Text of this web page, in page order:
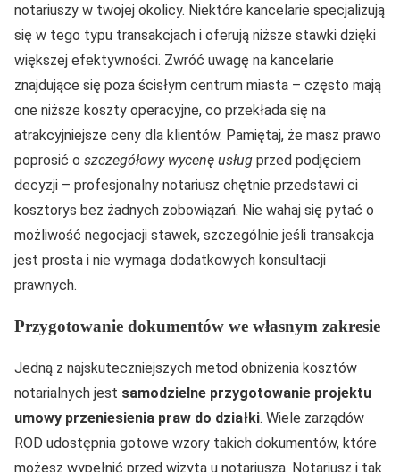
notariuszy w twojej okolicy. Niektóre kancelarie specjalizują
się w tego typu transakcjach i oferują niższe stawki dzięki
większej efektywności. Zwróć uwagę na kancelarie
znajdujące się poza ścisłym centrum miasta – często mają
one niższe koszty operacyjne, co przekłada się na
atrakcyjniejsze ceny dla klientów. Pamiętaj, że masz prawo
poprosić o szczegółowy wycenę usług przed podjęciem
decyzji – profesjonalny notariusz chętnie przedstawi ci
kosztorys bez żadnych zobowiązań. Nie wahaj się pytać o
możliwość negocjacji stawek, szczególnie jeśli transakcja
jest prosta i nie wymaga dodatkowych konsultacji
prawnych.
Przygotowanie dokumentów we własnym zakresie
Jedną z najskuteczniejszych metod obniżenia kosztów
notarialnych jest samodzielne przygotowanie projektu
umowy przeniesienia praw do działki. Wiele zarządów
ROD udostępnia gotowe wzory takich dokumentów, które
możesz wypełnić przed wizytą u notariusza. Notariusz i tak